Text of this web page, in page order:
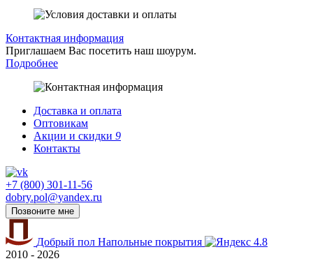
Контактная информация
Приглашаем Вас посетить наш шоурум.
Подробнее
Доставка и оплата
Оптовикам
Акции и скидки 9
Контакты
+7 (800) 301-11-56
dobry.pol@yandex.ru
Позвоните мне
Добрый пол Напольные покрытия
4.8
2010 - 2026